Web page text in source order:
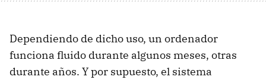
Dependiendo de dicho uso, un ordenador
funciona fluido durante algunos meses, otras
durante años. Y por supuesto, el sistema